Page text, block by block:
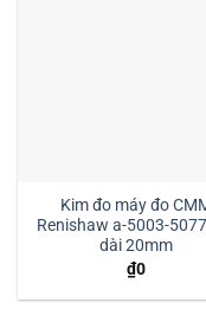
Kim đo máy đo
Renishaw a-5003-
dài 20mm
₫0